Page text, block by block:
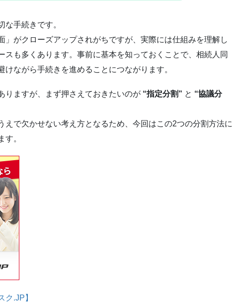
手続きです。
」がクローズアップされがちですが、実際には仕組みを理解し
スも多くあります。事前に基本を知っておくことで、相続人同
ながら手続きを進めることにつながります。
りますが、まず押さえておきたいのが “指定分割” と “協議分
えで欠かせない考え方となるため、今回はこの2つの分割方法に
す。
ク.JP】